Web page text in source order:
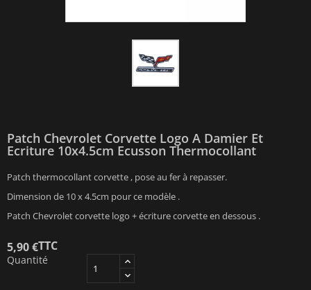
Patch Chevrolet Corvette Logo A Damier Et
Ecriture 10x4.5cm Ecusson Thermocollant
Patch thermocollant corvette , pose au fer à repasser.
Dimension de 10 x 4.5cm pour ce modèle .
Patch Chevrolet corvette logo + écriture corvette en dessous .
5,90 €TTC
Quantité